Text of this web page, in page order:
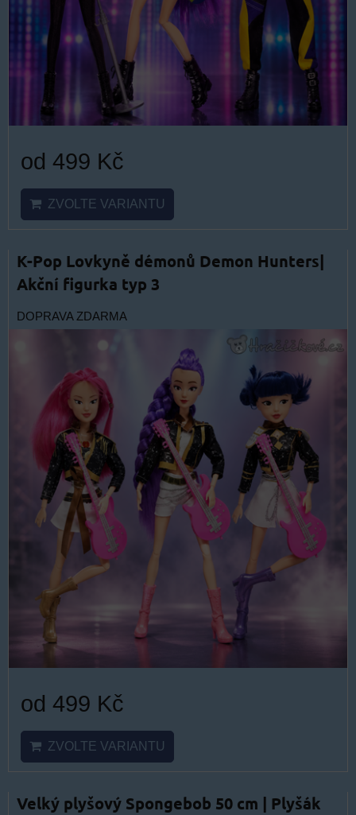
od 499 Kč
ZVOLTE VARIANTU
K-Pop Lovkyně démonů Demon Hunters|
Akční figurka typ 3
DOPRAVA ZDARMA
od 499 Kč
ZVOLTE VARIANTU
Velký plyšový Spongebob 50 cm | Plyšák